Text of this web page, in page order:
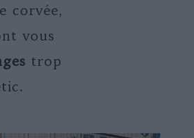
corvée,
vous
trop